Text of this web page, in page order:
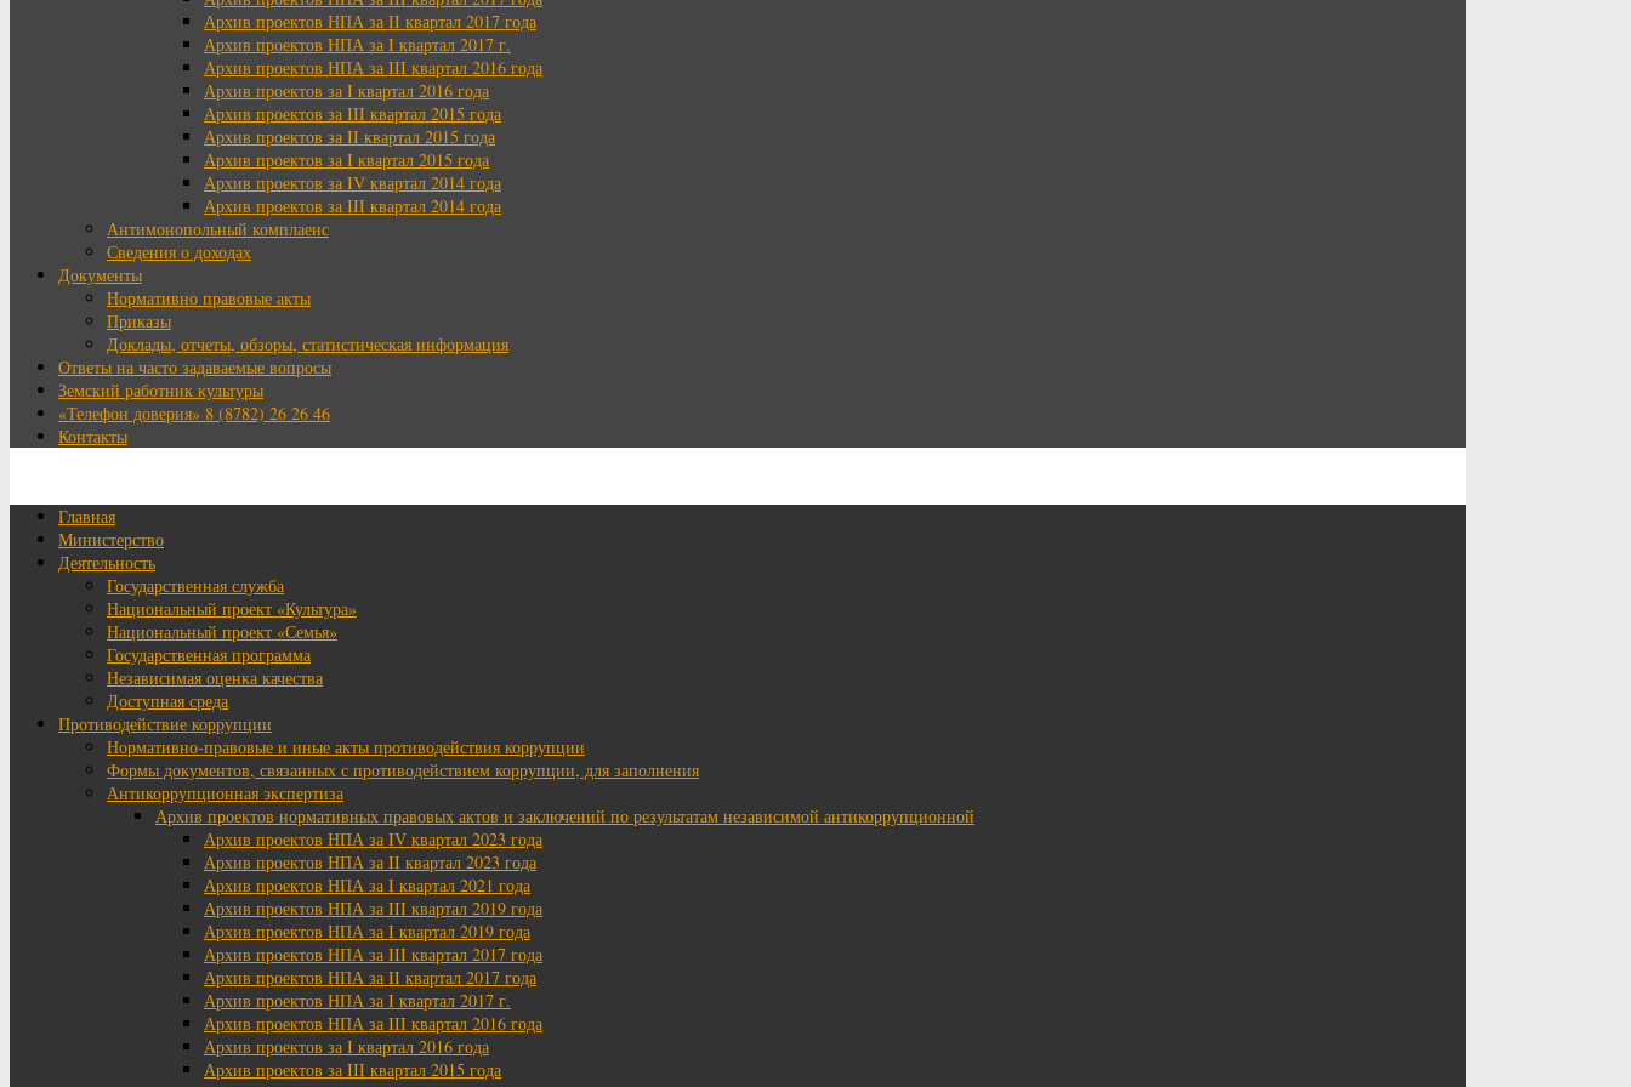
Архив проектов НПА за II квартал 2017 года
Архив проектов НПА за I квартал 2017 г.
Архив проектов НПА за III квартал 2016 года
Архив проектов за I квартал 2016 года
Архив проектов за III квартал 2015 года
Архив проектов за II квартал 2015 года
Архив проектов за I квартал 2015 года
Архив проектов за IV квартал 2014 года
Архив проектов за III квартал 2014 года
Антимонопольный комплаенс
Сведения о доходах
Документы
Нормативно правовые акты
Приказы
Доклады, отчеты, обзоры, статистическая информация
Ответы на часто задаваемые вопросы
Земский работник культуры
«Телефон доверия» 8 (8782) 26 26 46
Контакты
Главная
Министерство
Деятельность
Государственная служба
Национальный проект «Культура»
Национальный проект «Семья»
Государственная программа
Независимая оценка качества
Доступная среда
Противодействие коррупции
Нормативно-правовые и иные акты противодействия коррупции
Формы документов, связанных с противодействием коррупции, для заполнения
Антикоррупционная экспертиза
Архив проектов нормативных правовых актов и заключений по результатам независимой антикоррупционной
Архив проектов НПА за IV квартал 2023 года
Архив проектов НПА за II квартал 2023 года
Архив проектов НПА за I квартал 2021 года
Архив проектов НПА за III квартал 2019 года
Архив проектов НПА за I квартал 2019 года
Архив проектов НПА за III квартал 2017 года
Архив проектов НПА за II квартал 2017 года
Архив проектов НПА за I квартал 2017 г.
Архив проектов НПА за III квартал 2016 года
Архив проектов за I квартал 2016 года
Архив проектов за III квартал 2015 года